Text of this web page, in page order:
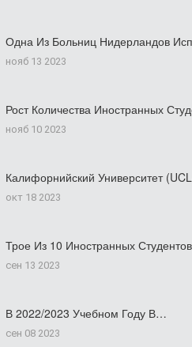
Одна Из Больниц Нидерландов
нояб 13 2023
Рост Количества Иностранных
нояб 10 2023
Калифорнийский Университет
окт 18 2023
Трое Из 10 Иностранных
сен 13 2023
В 2022/2023 Учебном Году В…
сен 08 2023